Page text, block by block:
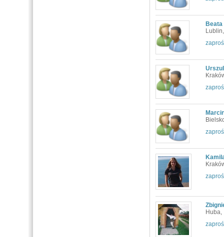
Lublin,
zaproś
zaproś
zaproś
zaproś
Huba,
zaproś